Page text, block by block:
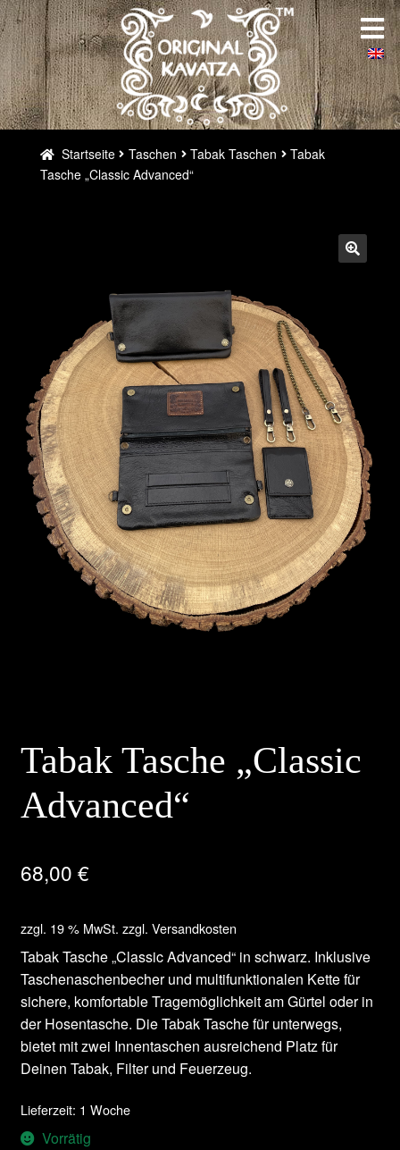
Zur
Navigation
springen
Zum
Inhalt
springen
Startseite
Über uns
Galerie
Weltweit
Startseite Taschen Tabak Taschen
Tabak
Tasche „Classic Advanced“
Tabak Tasche „Classic
Advanced“
68,00 €
zzgl. 19 % MwSt. zzgl. Versandkosten
Tabak Tasche „Classic Advanced“ in schwarz. Inklusive
Taschenaschenbecher und multifunktionalen Kette für
sichere, komfortable Tragemöglichkeit am Gürtel oder in
der Hosentasche. Die Tabak Tasche für unterwegs,
bietet mit zwei Innentaschen ausreichend Platz für
Deinen Tabak, Filter und Feuerzeug.
Lieferzeit: 1 Woche
Vorrätig